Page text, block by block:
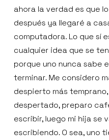
ahora la verdad es que
después ya llegaré a
computadora. Lo que sí
cualquier idea que se
porque uno nunca sabe
terminar. Me considero
despierto más
despertado, preparo
escribir, luego mi hija se
escribiendo. O sea, uno